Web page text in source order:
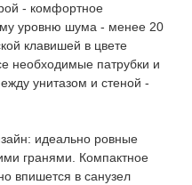
- комфортное
уровню шума - менее 20
клавишей в цвете
необходимые патрубки и
унитазом и стеной -
идеально ровные
гранями. Компактное
впишется в санузел